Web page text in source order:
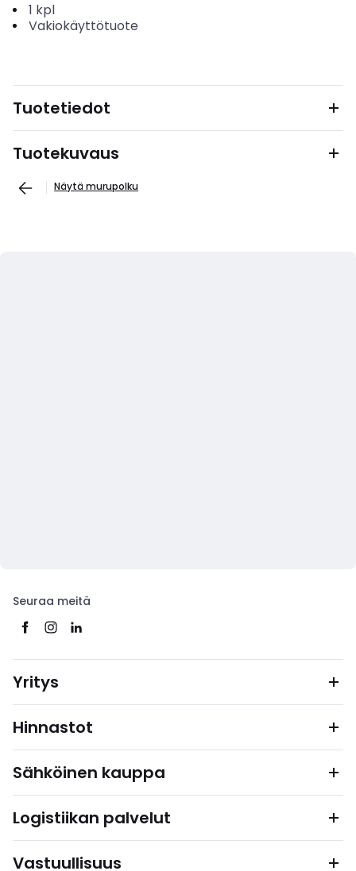
1 kpl
Vakiokäyttötuote
Tuotetiedot
Tuotekuvaus
Näytä murupolku
Seuraa meitä
Yritys
Hinnastot
Sähköinen kauppa
Logistiikan palvelut
Vastuullisuus